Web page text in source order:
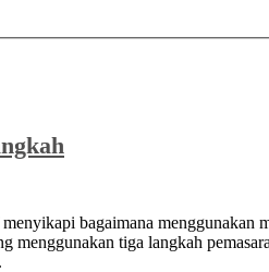
bagaimana
menggunakan tiga langkah